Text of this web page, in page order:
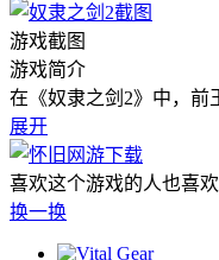
游戏截图
游戏简介
在《奴隶之剑2》中，前
展开
喜欢这个游戏的人也喜欢
换一换